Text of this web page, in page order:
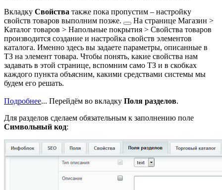
Вкладку Свойства также пока пропустим – настройку
свойств товаров выполним позже. На странице Магазин >
Каталог товаров > Напольные покрытия > Свойства товаров
производится создание и настройка свойств элементов
каталога. Именно здесь вы задаете параметры, описанные в
ТЗ на элемент товара. Чтобы понять, какие свойства нам
задавать в этой странице, вспомним само ТЗ и в скобках
каждого пункта объясним, какими средствами системы мы
будем его решать.
Подробнее... Перейдём во вкладку Поля разделов.
Для разделов сделаем обязательным к заполнению поле
Символьный код: